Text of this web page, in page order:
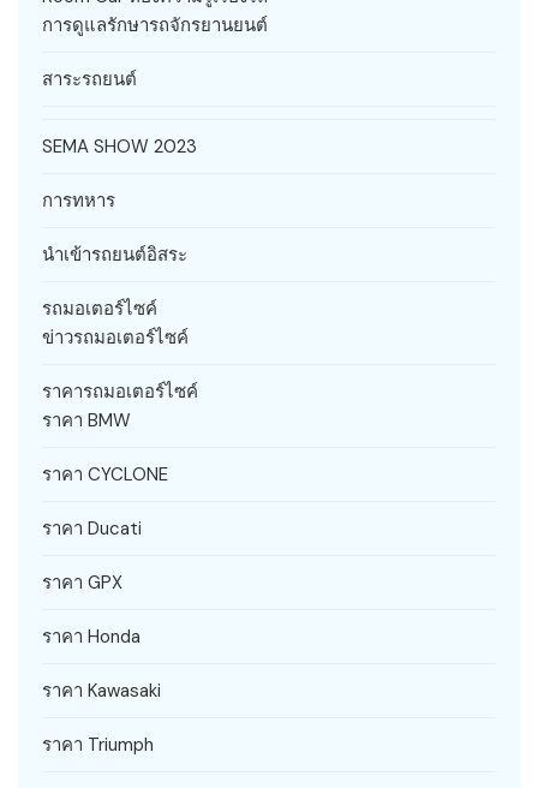
การดูแลรักษารถจักรยานยนต์
สาระรถยนต์
SEMA SHOW 2023
การทหาร
นำเข้ารถยนต์อิสระ
รถมอเตอร์ไซค์
ข่าวรถมอเตอร์ไซค์
ราคารถมอเตอร์ไซค์
ราคา BMW
ราคา CYCLONE
ราคา Ducati
ราคา GPX
ราคา Honda
ราคา Kawasaki
ราคา Triumph